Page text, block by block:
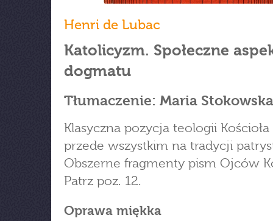
Henri de Lubac
Katolicyzm. Społeczne
dogmatu
Tłumaczenie: Maria Stokowska
Klasyczna pozycja teologii
przede wszystkim na tradycji
Obszerne fragmenty pism Ojców
Patrz poz. 12.
Oprawa miękka